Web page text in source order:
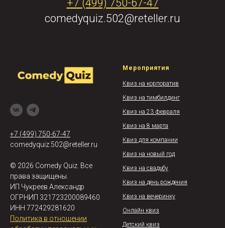
+7 (499) 750-67-47
comedyquiz.502@reteller.ru
+7 (499) 750-67-47
comedyquiz.502@reteller.ru
© 2026 Comedy Quiz. Все
права защищены.
ИП Чукреев Александр
ОГРНИП 321723200089460
ИНН 772429281620
Политика в отношении
Мероприятия
Квиз на корпоратив
Квиз на тимбилдинг
Квиз на 23 февраля
Квиз на 8 марта
Квиз для компании
Квиз на новый год
Квиз на свадьбу
Квиз на день рождения
Квиз на вечеринку
Онлайн квиз
Детский квиз